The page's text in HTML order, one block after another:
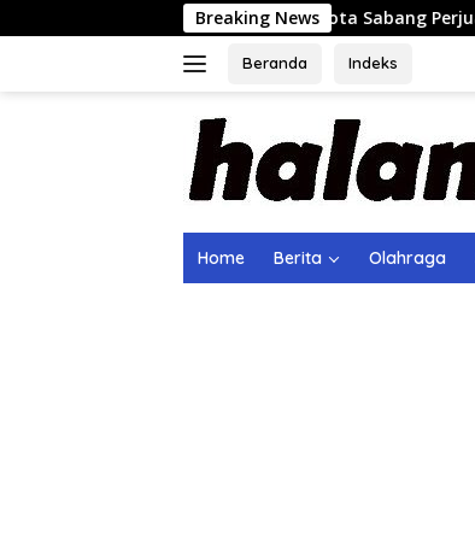
ke
Breaking News
Walikota Sabang Perjuangkan
Beranda Indeks
Home Berita Olahraga